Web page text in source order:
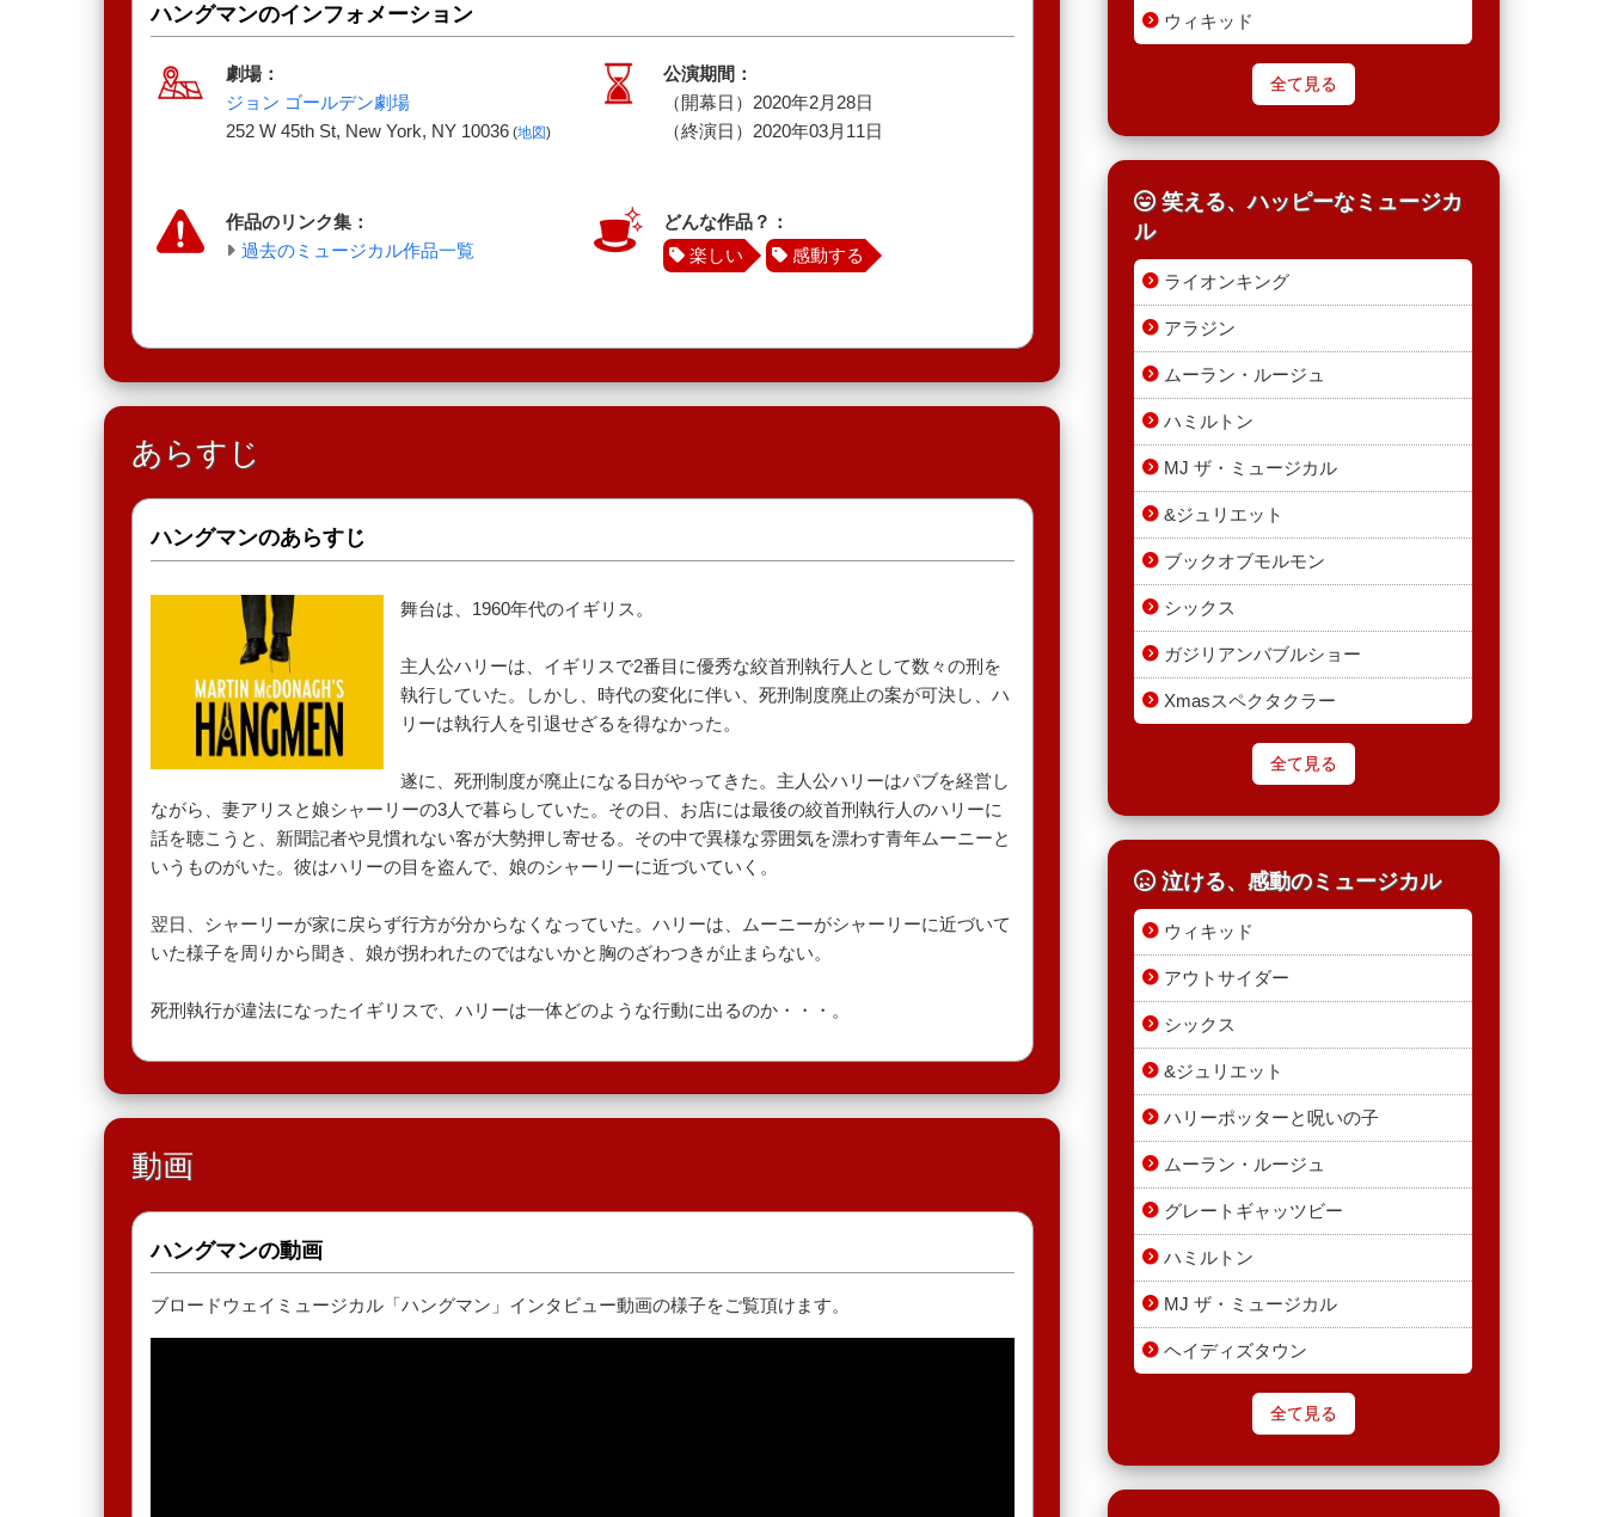
ハングマンのインフォメーション
劇場：
ジョン ゴールデン劇場
252 W 45th St, New York, NY 10036(地図)
公演期間：
（開幕日）2020年2月28日
（終演日）2020年03月11日
作品のリンク集：
過去のミュージカル作品一覧
どんな作品？：
楽しい
感動する
あらすじ
ハングマンのあらすじ
舞台は、1960年代のイギリス。
主人公ハリーは、イギリスで2番目に優秀な絞首刑執行人として数々の刑を
執行していた。しかし、時代の変化に伴い、死刑制度廃止の案が可決し、ハ
リーは執行人を引退せざるを得なかった。
遂に、死刑制度が廃止になる日がやってきた。主人公ハリーはパブを経営し
ながら、妻アリスと娘シャーリーの3人で暮らしていた。その日、お店には最後の絞首刑執行人のハリーに
話を聴こうと、新聞記者や見慣れない客が大勢押し寄せる。その中で異様な雰囲気を漂わす青年ムーニーと
いうものがいた。彼はハリーの目を盗んで、娘のシャーリーに近づいていく。
翌日、シャーリーが家に戻らず行方が分からなくなっていた。ハリーは、ムーニーがシャーリーに近づいて
いた様子を周りから聞き、娘が拐われたのではないかと胸のざわつきが止まらない。
死刑執行が違法になったイギリスで、ハリーは一体どのような行動に出るのか・・・。
動画
ハングマンの動画
ブロードウェイミュージカル「ハングマン」インタビュー動画の様子をご覧頂けます。
ウィキッド
全て見る
笑える、ハッピーなミュージカ
ル
ライオンキング
アラジン
ムーラン・ルージュ
ハミルトン
MJ ザ・ミュージカル
&ジュリエット
ブックオブモルモン
シックス
ガジリアンバブルショー
Xmasスペクタクラー
全て見る
泣ける、感動のミュージカル
ウィキッド
アウトサイダー
シックス
&ジュリエット
ハリーポッターと呪いの子
ムーラン・ルージュ
グレートギャッツビー
ハミルトン
MJ ザ・ミュージカル
ヘイディズタウン
全て見る